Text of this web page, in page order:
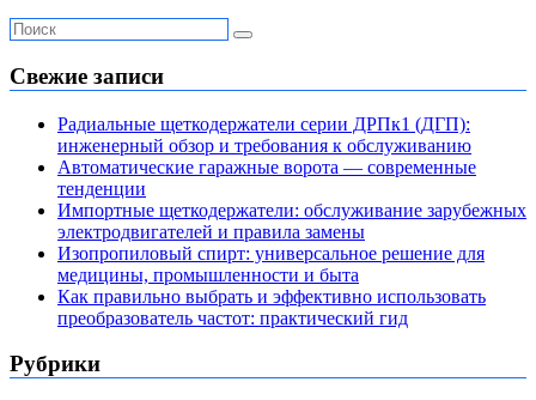
Свежие записи
Радиальные щеткодержатели серии ДРПк1 (ДГП):
инженерный обзор и требования к обслуживанию
Автоматические гаражные ворота — современные
тенденции
Импортные щеткодержатели: обслуживание зарубежных
электродвигателей и правила замены
Изопропиловый спирт: универсальное решение для
медицины, промышленности и быта
Как правильно выбрать и эффективно использовать
преобразователь частот: практический гид
Рубрики